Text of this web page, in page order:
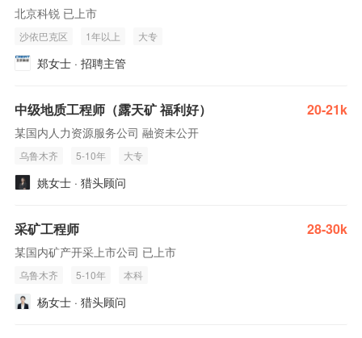
北京科锐 已上市
沙依巴克区 1年以上 大专
郑女士 · 招聘主管
中级地质工程师（露天矿 福利好） 20-21k
某国内人力资源服务公司 融资未公开
乌鲁木齐 5-10年 大专
姚女士 · 猎头顾问
采矿工程师 28-30k
某国内矿产开采上市公司 已上市
乌鲁木齐 5-10年 本科
杨女士 · 猎头顾问